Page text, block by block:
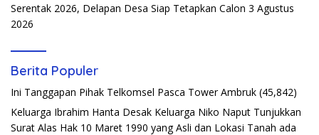
Serentak 2026, Delapan Desa Siap Tetapkan Calon 3 Agustus
2026
Berita Populer
Ini Tanggapan Pihak Telkomsel Pasca Tower Ambruk (45,842)
Keluarga Ibrahim Hanta Desak Keluarga Niko Naput Tunjukkan
Surat Alas Hak 10 Maret 1990 yang Asli dan Lokasi Tanah ada